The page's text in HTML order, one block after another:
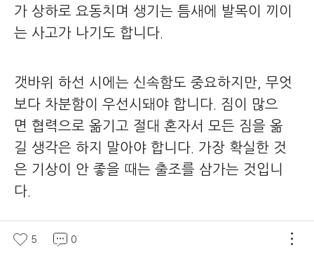
가 상하로 요동치며 생기는 틈새에 발목이 끼이
는 사고가 나기도 합니다.
갯바위 하선 시에는 신속함도 중요하지만, 무엇
보다 차분함이 우선시돼야 합니다. 짐이 많으
면 협력으로 옮기고 절대 혼자서 모든 짐을 옮
길 생각은 하지 말아야 합니다. 가장 확실한 것
은 기상이 안 좋을 때는 출조를 삼가는 것입니
다.
5 0